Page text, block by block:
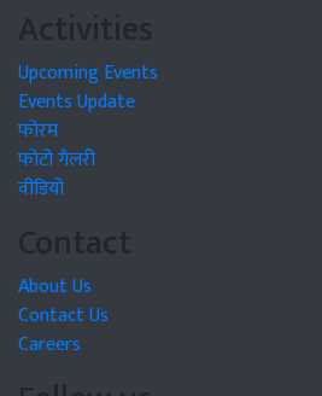
Activities
Upcoming Events
Events Update
फोरम
फोटो गैलरी
वीडियो
Contact
About Us
Contact Us
Careers